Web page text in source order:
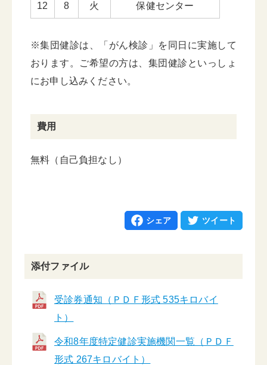
12 8 火 保健センター
※集団健診は、「がん検診」を同日に実施して
おります。ご希望の方は、集団健診といっしょ
にお申し込みください。
費用
無料（自己負担なし）
シェア ツイート
添付ファイル
受診券通知（ＰＤＦ形式 535キロバイ
ト）
令和8年度特定健診実施機関一覧（ＰＤＦ
形式 267キロバイト）